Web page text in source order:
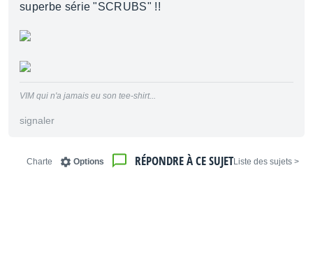
superbe série "SCRUBS" !!
VIM qui n'a jamais eu son tee-shirt...
signaler
< Liste des sujets
RÉPONDRE À CE SUJET
Options
Charte